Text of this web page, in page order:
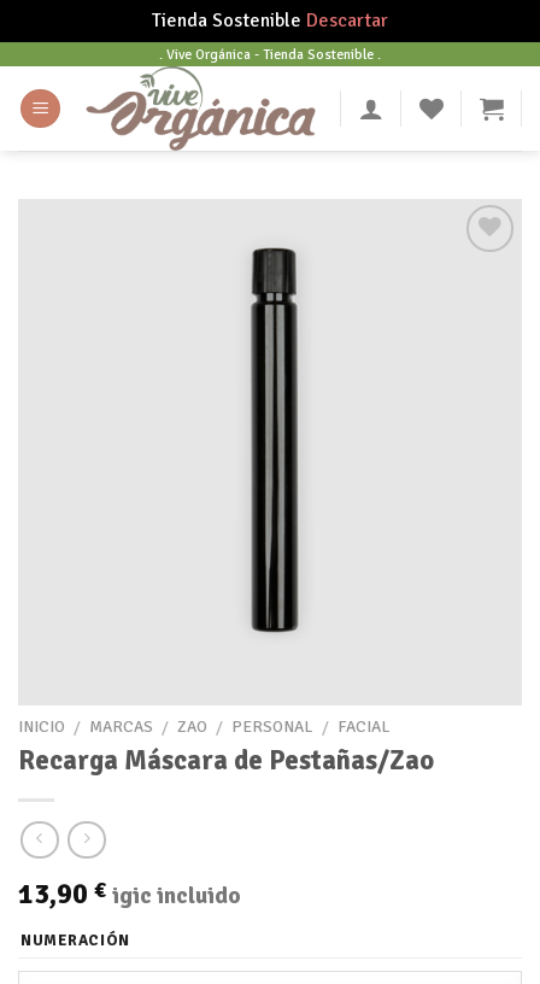
Tienda Sostenible Descartar
content
. Vive Orgánica - Tienda Sostenible .
INICIO / MARCAS / ZAO / PERSONAL / FACIAL
Recarga Máscara de Pestañas/Zao
13,90 € igic incluido
NUMERACIÓN